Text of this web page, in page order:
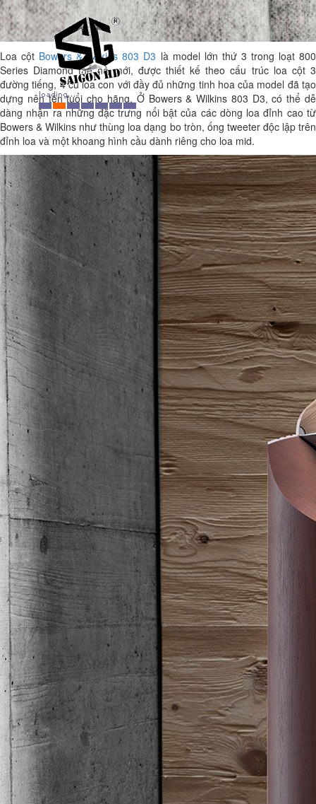
Loa cột Bowers & Wilkins 803 D3 là model lớn thứ 3 trong loạt 800
Series Diamond thế hệ mới, được thiết kế theo cấu trúc loa cột 3
đường tiếng, 4 củ loa con với đầy đủ những tinh hoa của model đã tạo
dựng nên tên tuổi cho hãng. Ở Bowers & Wilkins 803 D3, có thể dễ
dàng nhận ra những đặc trưng nổi bật của các dòng loa đỉnh cao từ
Bowers & Wilkins như thùng loa dạng bo tròn, ống tweeter độc lập trên
đỉnh loa và một khoang hình cầu dành riêng cho loa mid.